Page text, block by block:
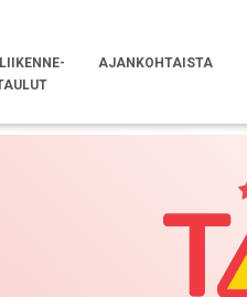
AJANKOHTAISTA